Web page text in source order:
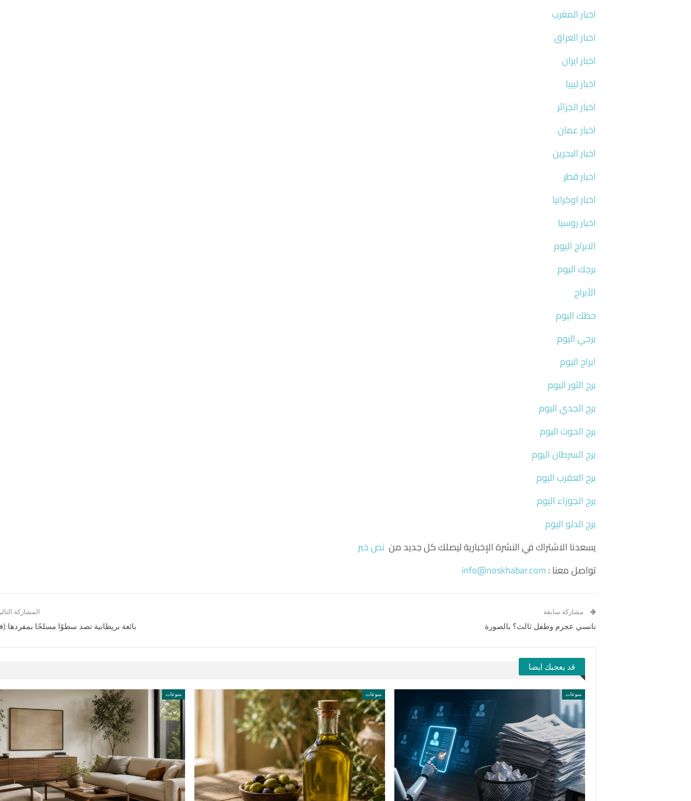
اخبار المغرب
اخبار العراق
اخبار ايران
اخبار ليبيا
اخبار الجزائر
اخبار عمان
اخبار البحرين
اخبار قطر
اخبار اوكرانيا
اخبار روسيا
الابراج اليوم
برجك اليوم
الأبراج
حظك اليوم
برجي اليوم
ابراج اليوم
برج الثور اليوم
برج الجدي اليوم
برج الحوت اليوم
برج السرطان اليوم
برج العقرب اليوم
برج الجوزاء اليوم
برج الدلو اليوم
يسعدنا الاشتراك في النشرة الإخبارية ليصلك كل جديد من نص خبر
تواصل معنا :info@noskhabar.com
مشاركة سابقة
نانسي عجرم وطفل ثالث؟ بالصورة
المشاركة
بائعة بريطانية تصد سطوًا مسلحًا بمفردها
قد يعجبك ايضا
منوعات منوعات منوعات